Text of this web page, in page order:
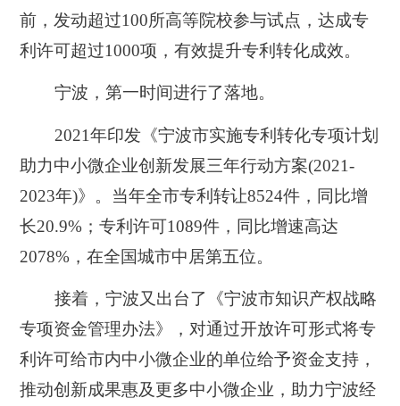
前，发动超过100所高等院校参与试点，达成专
利许可超过1000项，有效提升专利转化成效。
宁波，第一时间进行了落地。
2021年印发《宁波市实施专利转化专项计划
助力中小微企业创新发展三年行动方案(2021-
2023年)》。当年全市专利转让8524件，同比增
长20.9%；专利许可1089件，同比增速高达
2078%，在全国城市中居第五位。
接着，宁波又出台了《宁波市知识产权战略
专项资金管理办法》，对通过开放许可形式将专
利许可给市内中小微企业的单位给予资金支持，
推动创新成果惠及更多中小微企业，助力宁波经